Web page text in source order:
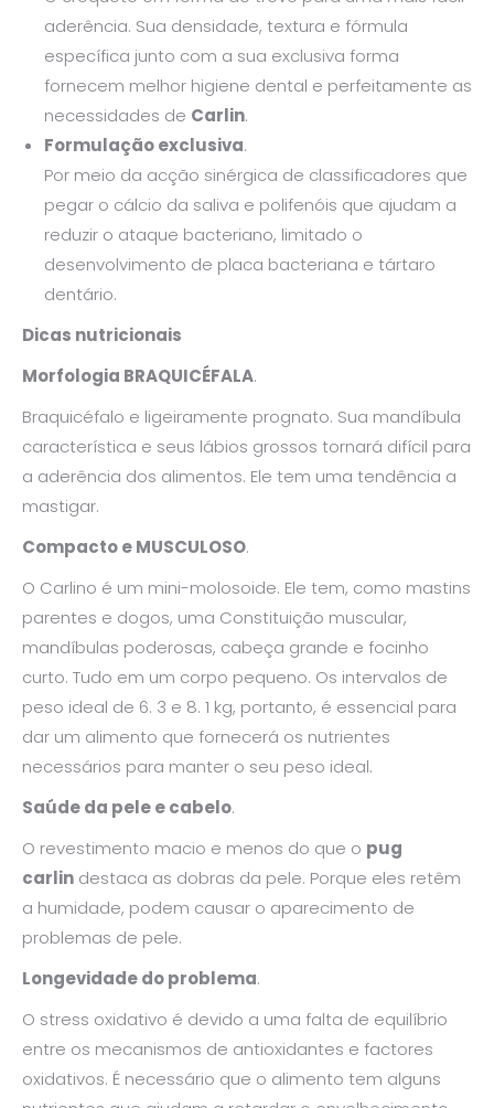
aderência. Sua densidade, textura e fórmula
específica junto com a sua exclusiva forma
fornecem melhor higiene dental e perfeitamente as
necessidades de Carlin.
Formulação exclusiva.
Por meio da acção sinérgica de classificadores que
pegar o cálcio da saliva e polifenóis que ajudam a
reduzir o ataque bacteriano, limitado o
desenvolvimento de placa bacteriana e tártaro
dentário.
Dicas nutricionais
Morfologia BRAQUICÉFALA.
Braquicéfalo e ligeiramente prognato. Sua mandíbula
característica e seus lábios grossos tornará difícil para
a aderência dos alimentos. Ele tem uma tendência a
mastigar.
Compacto e MUSCULOSO.
O Carlino é um mini-molosoide. Ele tem, como mastins
parentes e dogos, uma Constituição muscular,
mandíbulas poderosas, cabeça grande e focinho
curto. Tudo em um corpo pequeno. Os intervalos de
peso ideal de 6. 3 e 8. 1 kg, portanto, é essencial para
dar um alimento que fornecerá os nutrientes
necessários para manter o seu peso ideal.
Saúde da pele e cabelo.
O revestimento macio e menos do que o pug
carlin destaca as dobras da pele. Porque eles retêm
a humidade, podem causar o aparecimento de
problemas de pele.
Longevidade do problema.
O stress oxidativo é devido a uma falta de equilíbrio
entre os mecanismos de antioxidantes e factores
oxidativos. É necessário que o alimento tem alguns